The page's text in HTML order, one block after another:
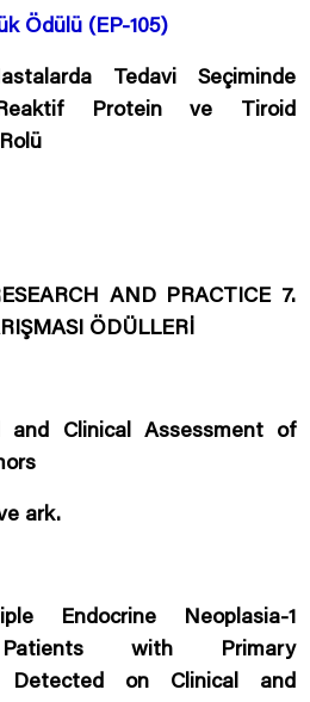
Ödülü (EP-105)
Tedavi Seçiminde
Reaktif Protein ve Tiroid
AND PRACTICE 7.
ÖDÜLLERİ
and Clinical Assessment of
ark.
Endocrine Neoplasia-1
with Primary
Detected on Clinical and